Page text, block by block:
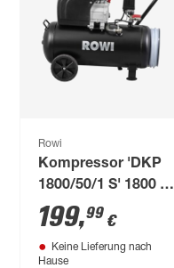
Rowi
Kompressor 'DKP
1800/50/1 S' 1800 W
10 bar
199,99 €
Keine Lieferung nach
Hause